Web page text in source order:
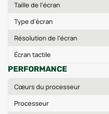
Taille de l'écran
Type d'écran
Résolution de l'écran
Écran tactile
PERFORMANCE
Cœurs du processeur
Processeur